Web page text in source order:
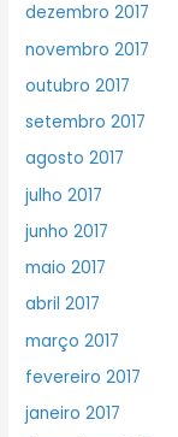
dezembro 2017
novembro 2017
outubro 2017
setembro 2017
agosto 2017
julho 2017
junho 2017
maio 2017
abril 2017
março 2017
fevereiro 2017
janeiro 2017